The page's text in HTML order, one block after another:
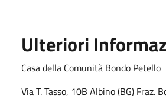
Ulteriori
Casa della Comunità Bondo Petello
Via T. Tasso, 10B Albino (BG) Fraz.